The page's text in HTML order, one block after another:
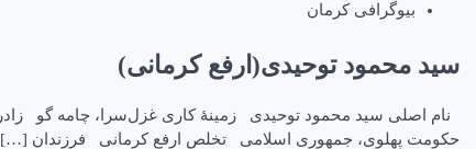
بیوگرافی کرمان
سید محمود توحیدی(ارفع کرمانی)
حکومت پهلوی، جمهوری اسلامی تخلص ارفع کرمانی فرزندان […]